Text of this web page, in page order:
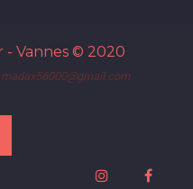
- Vannes © 2020
madax56000@gmail.com